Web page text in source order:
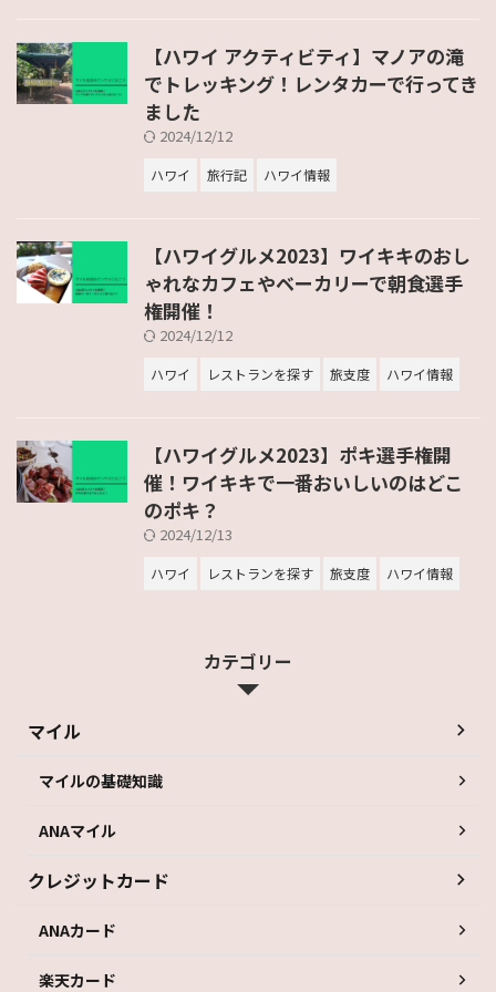
【ハワイ アクティビティ】マノアの滝
でトレッキング！レンタカーで行ってき
ました
2024/12/12
ハワイ 旅行記 ハワイ情報
【ハワイグルメ2023】ワイキキのおし
ゃれなカフェやベーカリーで朝食選手
権開催！
2024/12/12
ハワイ レストランを探す 旅支度 ハワイ情報
【ハワイグルメ2023】ポキ選手権開
催！ワイキキで一番おいしいのはどこ
のポキ？
2024/12/13
ハワイ レストランを探す 旅支度 ハワイ情報
カテゴリー
マイル
マイルの基礎知識
ANAマイル
クレジットカード
ANAカード
楽天カード